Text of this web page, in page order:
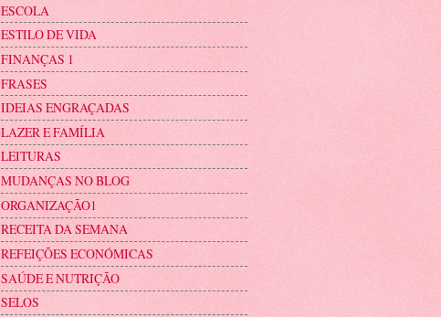
ESCOLA
ESTILO DE VIDA
FINANÇAS 1
FRASES
IDEIAS ENGRAÇADAS
LAZER E FAMÍLIA
LEITURAS
MUDANÇAS NO BLOG
ORGANIZAÇÃO1
RECEITA DA SEMANA
REFEIÇÕES ECONÓMICAS
SAÚDE E NUTRIÇÃO
SELOS